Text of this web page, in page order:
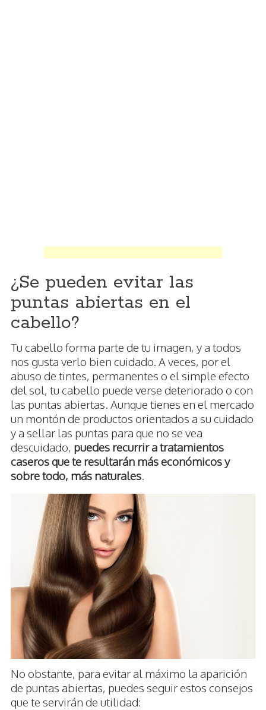
¿Se pueden evitar las
puntas abiertas en el
cabello?
Tu cabello forma parte de tu imagen, y a todos
nos gusta verlo bien cuidado. A veces, por el
abuso de tintes, permanentes o el simple efecto
del sol, tu cabello puede verse deteriorado o con
las puntas abiertas. Aunque tienes en el mercado
un montón de productos orientados a su cuidado
y a sellar las puntas para que no se vea
descuidado, puedes recurrir a tratamientos
caseros que te resultarán más económicos y
sobre todo, más naturales.
No obstante, para evitar al máximo la aparición
de puntas abiertas, puedes seguir estos consejos
que te servirán de utilidad: